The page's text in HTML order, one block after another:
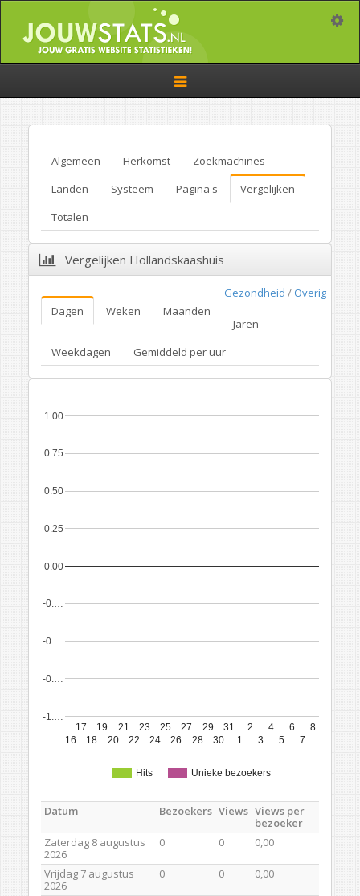
Toggle
navigation
Algemeen Herkomst
Zoekmachines
Landen
Systeem Pagina's
Vergelijken
Totalen
Vergelijken Hollandskaashuis
Gezondheid / Overig
Dagen
Weken
Maanden
Jaren
Weekdagen
Gemiddeld per uur
Hits Unieke bezoekers
16
17
18
19
20
21
22
23
24
25
26
27
28
29
30
31
1
2
3
4
5
6
7
8
-1.…
-0.…
-0.…
-0.…
0.00
0.25
0.50
0.75
1.00
Datum Bezoekers Views Views per
bezoeker
Zaterdag 8 augustus
2026
0 0 0,00
Vrijdag 7 augustus
2026
0 0 0,00